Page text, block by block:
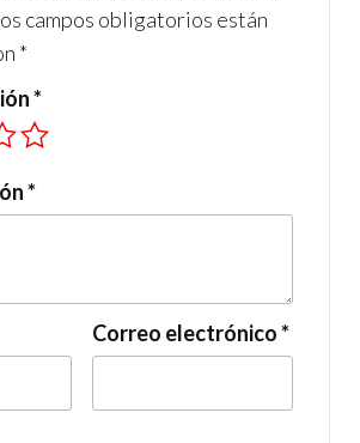
campos obligatorios están
*
*
*
Correo electrónico*